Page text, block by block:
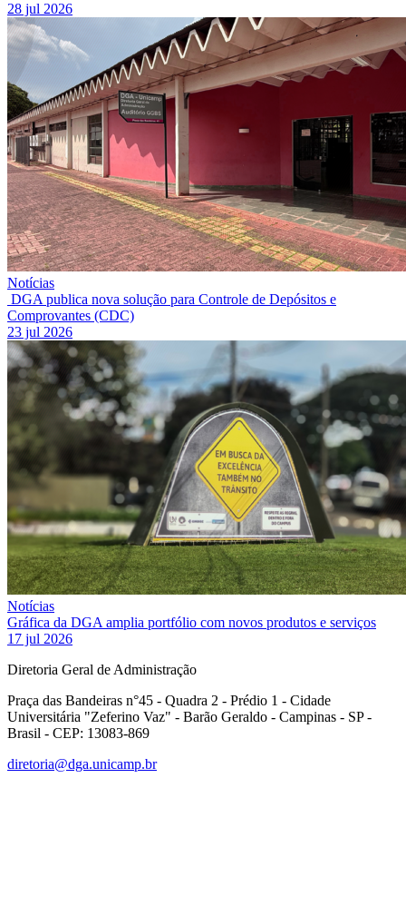
28 jul 2026
Notícias
DGA publica nova solução para Controle de Depósitos e
Comprovantes (CDC)
23 jul 2026
Notícias
Gráfica da DGA amplia portfólio com novos produtos e serviços
17 jul 2026
Diretoria Geral de Administração
Praça das Bandeiras n°45 - Quadra 2 - Prédio 1 - Cidade
Universitária "Zeferino Vaz" - Barão Geraldo - Campinas - SP -
Brasil - CEP: 13083-869
diretoria@dga.unicamp.br